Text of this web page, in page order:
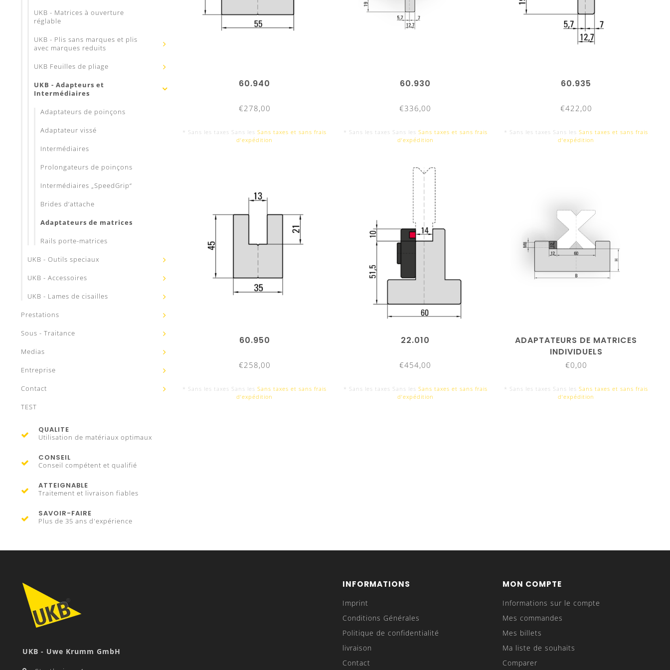
ou entreprise de
transport
matériaux de remplissage auto-recyclés
UKB - Matrices à ouverture
réglable
UKB - Plis sans marques et plis
avec marques reduits
UKB Feuilles de pliage
UKB - Adapteurs et
Intermédiaires
Adaptateurs de poinçons
Adaptateur vissé
Intermédiaires
Prolongateurs de poinçons
Intermédiaires „SpeedGrip“
Brides d‘attache
Adaptateurs de matrices
Rails porte-matrices
UKB - Outils speciaux
UKB - Accessoires
UKB - Lames de cisailles
Prestations
Sous - Traitance
Medias
Entreprise
Contact
TEST
QUALITE
Utilisation de matériaux optimaux
CONSEIL
Conseil compétent et qualifié
ATTEIGNABLE
Traitement et livraison fiables
SAVOIR-FAIRE
Plus de 35 ans d'expérience
60.940
€278,00
* Sans les taxes Sans lesSans taxes et sans frais
d‘expédition
60.930
€336,00
* Sans les taxes Sans les Sans taxes et sans frais
d‘expédition
60.935
€422,00
* Sans les taxes Sans lesSans taxes et sans frais
d‘expédition
60.950
€258,00
* Sans les taxes Sans lesSans taxes et sans frais
d‘expédition
22.010
€454,00
* Sans les taxes Sans les Sans taxes et sans frais
d‘expédition
ADAPTATEURS DE MATRICES
INDIVIDUELS
€0,00
* Sans les taxes Sans lesSans taxes et sans frais
d‘expédition
UKB - Uwe Krumm GmbH
INFORMATIONS
Imprint
Conditions Générales
Politique de confidentialité
livraison
Contact
MON COMPTE
Informations sur le compte
Mes commandes
Mes billets
Ma liste de souhaits
Comparer